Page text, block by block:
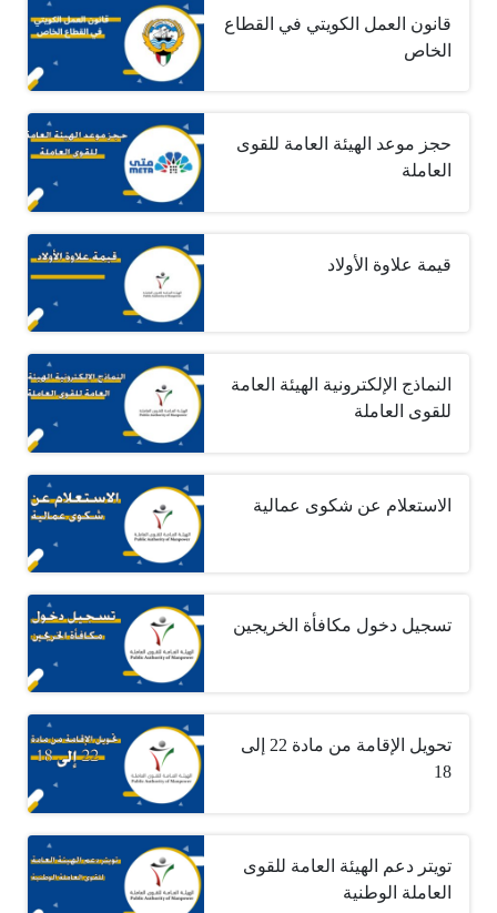
قانون العمل الكويتي في القطاع
الخاص
حجز موعد الهيئة العامة للقوى
العاملة
قيمة علاوة الأولاد
النماذج الإلكترونية الهيئة العامة
للقوى العاملة
الاستعلام عن شكوى عمالية
تسجيل دخول مكافأة الخريجين
تحويل الإقامة من مادة 22 إلى
18
تويتر دعم الهيئة العامة للقوى
العاملة الوطنية